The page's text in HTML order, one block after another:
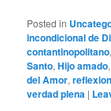
Posted in
incondicional de
contantinopolitano,
Santo,Hijo amado
del Amor,
verdad plena |